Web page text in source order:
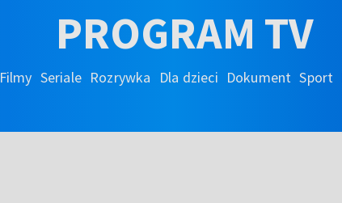
PROGRAM TV
Filmy Seriale Rozrywka Dla dzieci Dokument Sport